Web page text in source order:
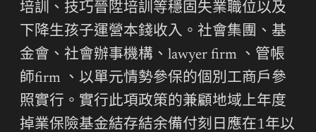
培訓、技巧晉陞培訓等穩固失業職位以及
下降生孩子運營本錢收入。社會集團、基
金會、社會辦事機構、lawyer firm 、管帳
師firm 、以單元情勢參保的個別工商戶參
照實行。實行此項政策的兼顧地域上年度
掉業保險基金結存結余備付刻日應在1年以